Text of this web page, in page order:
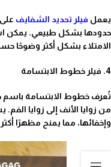
يعمل فيلر تحديد الشفايف
حدودها بشكل طبيعي. يمكن
الامتلاء بشكل أكثر وضوحًا
4. فيلر خطوط الابتسامة
تُعرف خطوط الابتسامة باسم
من زوايا الأنف إلى زوايا
وإخفائها، مما يمنح مظهرًا